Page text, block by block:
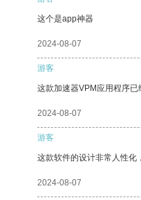
这个是app神器
2024-08-07
游客
这款加速器VPM应用程序已
2024-08-07
游客
这款软件的设计非常人性化
2024-08-07